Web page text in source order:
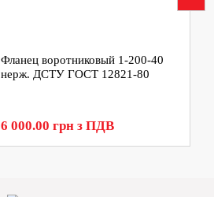
Фланец воротниковый 1-200-40
нерж. ДСТУ ГОСТ 12821-80
6 000.00 грн з ПДВ